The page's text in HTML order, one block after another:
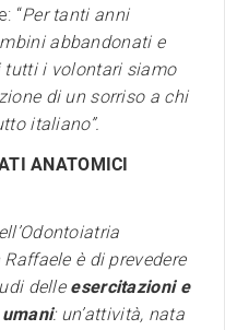
“Per tanti anni
abbandonati e
tutti i volontari siamo
di un sorriso a chi
italiano”.
ANATOMICI
è di prevedere
delle esercitazioni e
: un’attività, nata